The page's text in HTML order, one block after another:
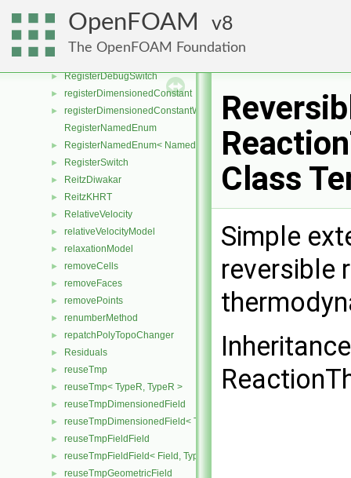
OpenFOAM 8
The OpenFOAM Foundation
► regionToCell
► regionToFace
►
► RegisterDebugSwitch
► registerDimensionedConstant
►
registerDimensionedConstantWithDefault
RegisterNamedEnum
► RegisterNamedEnum< NamedEnum< Enum, nEnum > >
► RegisterSwitch
► ReitzDiwakar
► ReitzKHRT
► RelativeVelocity
► relativeVelocityModel
► relaxationModel
► removeCells
► removeFaces
► removePoints
► renumberMethod
► repatchPolyTopoChanger
► Residuals
► reuseTmp
► reuseTmp< TypeR, TypeR >
► reuseTmpDimensionedField
► reuseTmpDimensionedField< TypeR, TypeR, GeoMesh >
► reuseTmpFieldField
► reuseTmpFieldField< Field, TypeR, TypeR >
► reuseTmpGeometricField
Class
Simple
reversible